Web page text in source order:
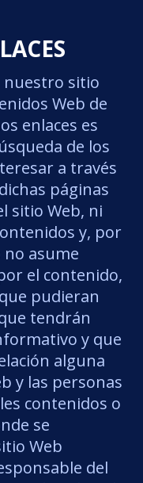
nuestro sitio
Web de
enlaces es
de los
a través
páginas
sitio Web, ni
y, por
asume
el contenido,
pudieran
tendrán
y que
alguna
y las personas
contenidos o
se
Web
del